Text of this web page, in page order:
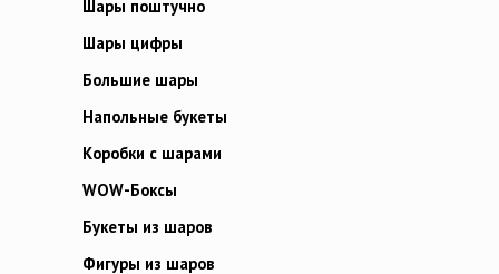
Шары поштучно
Шары цифры
Большие шары
Напольные букеты
Коробки с шарами
WOW-Боксы
Букеты из шаров
Фигуры из шаров